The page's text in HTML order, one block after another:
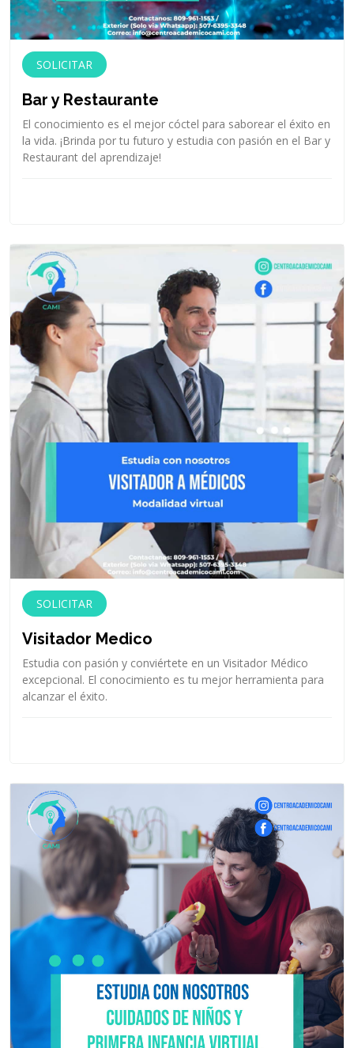
SOLICITAR
Bar y Restaurante
El conocimiento es el mejor cóctel para saborear el éxito en
la vida. ¡Brinda por tu futuro y estudia con pasión en el Bar y
Restaurant del aprendizaje!
SOLICITAR
Visitador Medico
Estudia con pasión y conviértete en un Visitador Médico
excepcional. El conocimiento es tu mejor herramienta para
alcanzar el éxito.